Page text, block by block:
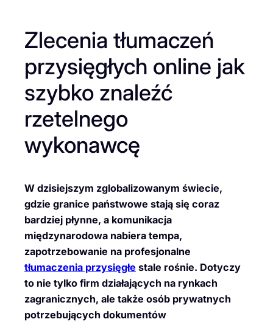
Zlecenia tłumaczeń
przysięgłych online jak
szybko znaleźć
rzetelnego
wykonawcę
W dzisiejszym zglobalizowanym świecie,
gdzie granice państwowe stają się coraz
bardziej płynne, a komunikacja
międzynarodowa nabiera tempa,
zapotrzebowanie na profesjonalne
tłumaczenia przysięgłe stale rośnie. Dotyczy
to nie tylko firm działających na rynkach
zagranicznych, ale także osób prywatnych
potrzebujących dokumentów